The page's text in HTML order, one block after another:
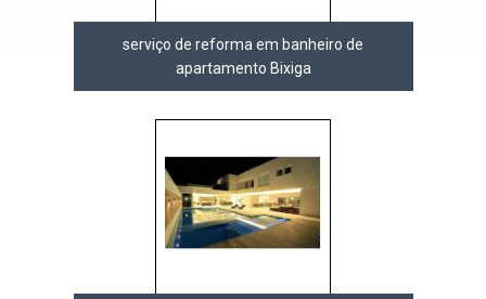
serviço de reforma em banheiro de
apartamento Bixiga